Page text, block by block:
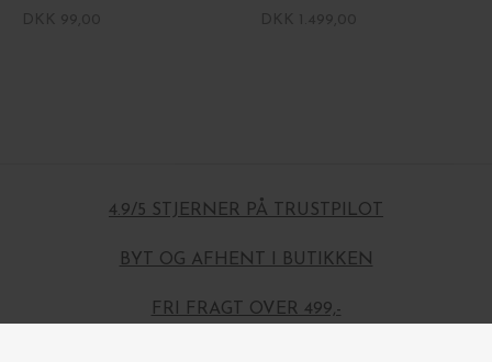
4.9/5 STJERNER PÅ TRUSTPILOT
BYT OG AFHENT I BUTIKKEN
FRI FRAGT OVER 499,-